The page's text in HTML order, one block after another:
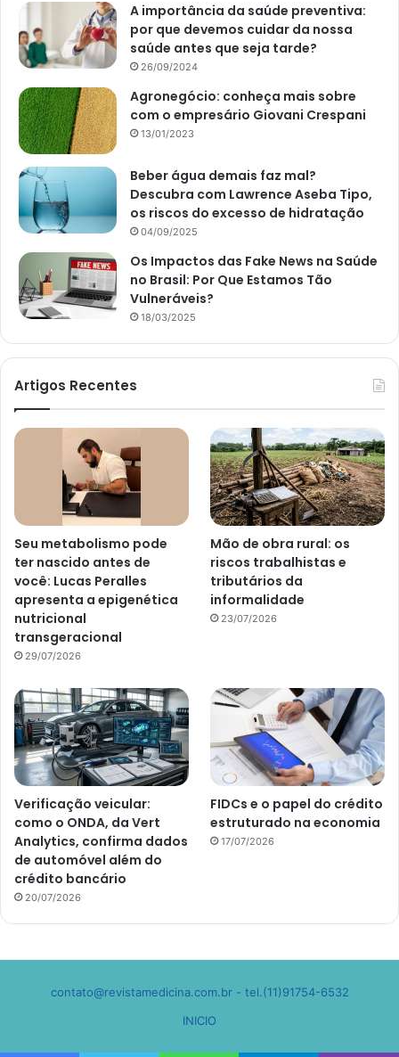
A importância da saúde preventiva:
por que devemos cuidar da nossa
saúde antes que seja tarde?
26/09/2024
Agronegócio: conheça mais sobre
com o empresário Giovani Crespani
13/01/2023
Beber água demais faz mal?
Descubra com Lawrence Aseba Tipo,
os riscos do excesso de hidratação
04/09/2025
Os Impactos das Fake News na Saúde
no Brasil: Por Que Estamos Tão
Vulneráveis?
18/03/2025
Artigos Recentes
Seu metabolismo pode
ter nascido antes de
você: Lucas Peralles
apresenta a epigenética
nutricional
transgeracional
29/07/2026
Mão de obra rural: os
riscos trabalhistas e
tributários da
informalidade
23/07/2026
Verificação veicular:
como o ONDA, da Vert
Analytics, confirma dados
de automóvel além do
crédito bancário
20/07/2026
FIDCs e o papel do crédito
estruturado na economia
17/07/2026
contato@revistamedicina.com.br- tel.(11)91754-6532
INICIO